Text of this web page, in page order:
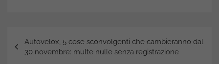
articoli
Autovelox, 5 cose sconvolgenti che cambieranno dal
30 novembre: multe nulle senza registrazione